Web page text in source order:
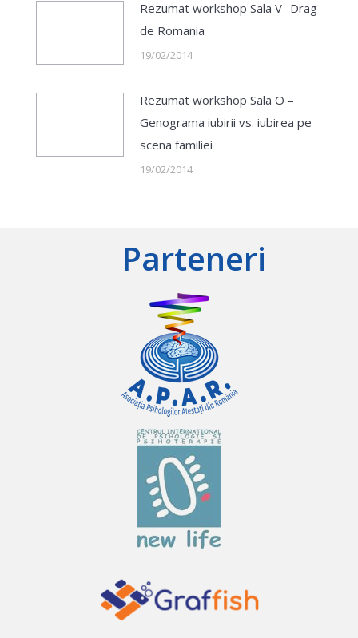
Rezumat workshop Sala V- Drag
de Romania
19/02/2014
Rezumat workshop Sala O –
Genograma iubirii vs. iubirea pe
scena familiei
19/02/2014
Parteneri